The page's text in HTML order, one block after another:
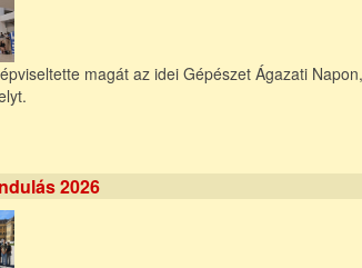
magát az idei Gépészet Ágazati
2026